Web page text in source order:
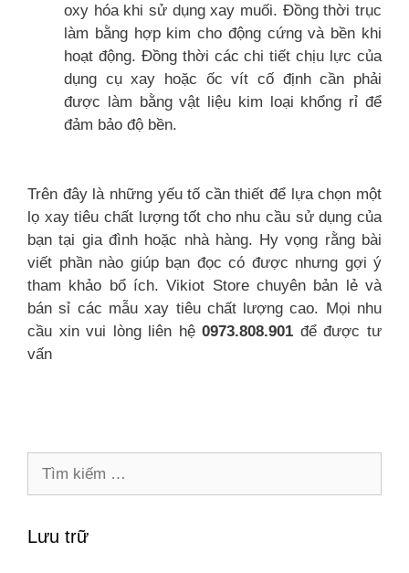
oxy hóa khi sử dụng xay muối. Đồng thời trục
làm bằng hợp kim cho động cứng và bền khi
hoạt động. Đồng thời các chi tiết chịu lực của
dụng cụ xay hoặc ốc vít cố định cần phải
được làm bằng vật liệu kim loại khổng rỉ để
đảm bảo độ bền.
Trên đây là những yếu tố cần thiết để lựa chọn một
lọ xay tiêu chất lượng tốt cho nhu cầu sử dụng của
bạn tại gia đình hoặc nhà hàng. Hy vọng rằng bài
viết phần nào giúp bạn đọc có được nhưng gợi ý
tham khảo bổ ích. Vikiot Store chuyên bản lẻ và
bán sỉ các mẫu xay tiêu chất lượng cao. Mọi nhu
cầu xin vui lòng liên hệ0973.808.901 để được tư
vấn
Tìm
Lưu trữ